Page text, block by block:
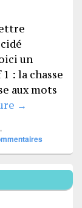
un
: la chasse
aux mots
Mur de
→
,